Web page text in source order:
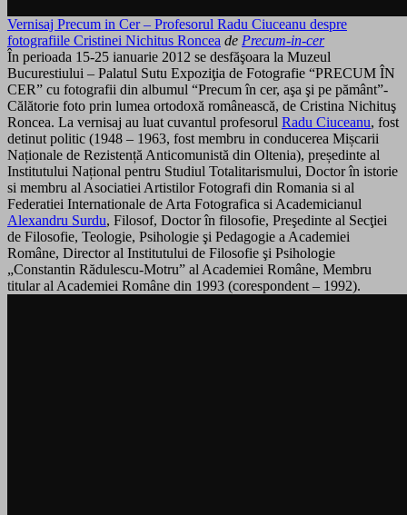
Vernisaj Precum in Cer – Profesorul Radu Ciuceanu despre
fotografiile Cristinei Nichitus Roncea de Precum-in-cer
În perioada 15-25 ianuarie 2012 se desfăşoara la Muzeul
Bucurestiului – Palatul Sutu Expoziţia de Fotografie “PRECUM ÎN
CER” cu fotografii din albumul “Precum în cer, aşa şi pe pământ”-
Călătorie foto prin lumea ortodoxă românească, de Cristina Nichituş
Roncea. La vernisaj au luat cuvantul profesorul Radu Ciuceanu, fost
detinut politic (1948 – 1963, fost membru in conducerea Mișcarii
Naționale de Rezistență Anticomunistă din Oltenia), președinte al
Institutului Național pentru Studiul Totalitarismului, Doctor în istorie
si membru al Asociatiei Artistilor Fotografi din Romania si al
Federatiei Internationale de Arta Fotografica si Academicianul
Alexandru Surdu, Filosof, Doctor în filosofie, Preşedinte al Secţiei
de Filosofie, Teologie, Psihologie şi Pedagogie a Academiei
Române, Director al Institutului de Filosofie şi Psihologie
„Constantin Rădulescu-Motru” al Academiei Române, Membru
titular al Academiei Române din 1993 (corespondent – 1992).